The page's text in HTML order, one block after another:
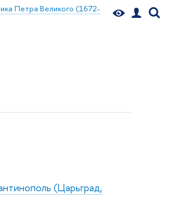
Петра Великого (1672-
(Царьград,